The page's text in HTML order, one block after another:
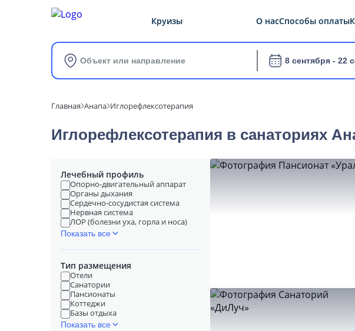
Круизы О насСпособы оплаты
Объект или направление 8 сентября - 22
Главная Анапа Иглорефлексотерапия
Иглорефлексотерапия в cанаториях
Лечебный профиль
Опорно-двигательный аппарат
Органы дыхания
Сердечно-сосудистая система
Нервная система
ЛОР (болезни уха, горла и носа)
Показать все
Тип размещения
Отели
Санатории
Пансионаты
Коттеджи
Базы отдыха
Показать все